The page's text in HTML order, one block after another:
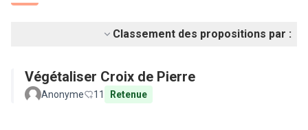
Classement des propositions par :
Végétaliser Croix de Pierre
Anonyme 11 Retenue